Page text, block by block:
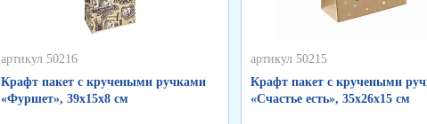
артикул 50216
Крафт пакет с кручеными ручками
«Фуршет», 39х15х8 см
артикул 50215
Крафт пакет с кручеными
«Счастье есть», 35х26х15 см